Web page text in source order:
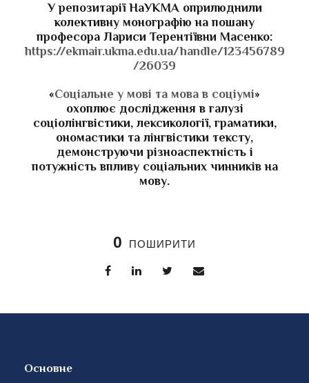
У репозитарії НаУКМА оприлюднили
колективну монографію на пошану
професора Лариси Терентіївни Масенко:
https://ekmair.ukma.edu.ua/handle/123456789
/26039
«Соціальне у мові та мова в соціумі»
охоплює дослідження в галузі
соціолінгвістики, лексикології, граматики,
ономастики та лінгвістики тексту,
демонструючи різноаспектність і
потужність впливу соціальних чинників на
мову.
0 ПОШИРИТИ
Основне